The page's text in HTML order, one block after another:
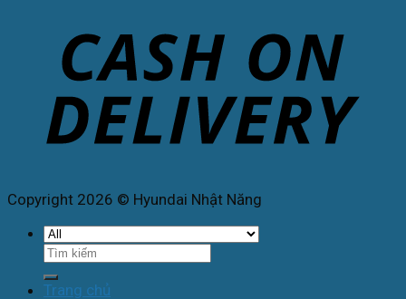
Copyright 2026 © Hyundai Nhật Năng
Tìm
Trang chủ